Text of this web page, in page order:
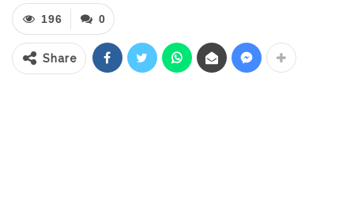
Bolmong Yusra Alhabsy, bersama unsur
Forkopimda Sulut.
0
196
Share